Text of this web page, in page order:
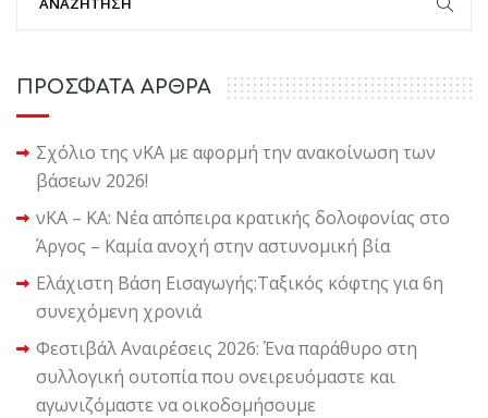
ΠΡΟΣΦΑΤΑ ΑΡΘΡΑ
Σχόλιο της νΚΑ με αφορμή την ανακοίνωση των
βάσεων 2026!
νΚΑ – ΚΑ: Νέα απόπειρα κρατικής δολοφονίας στο
Άργος – Καμία ανοχή στην αστυνομική βία
Ελάχιστη Βάση Εισαγωγής:Ταξικός κόφτης για 6η
συνεχόμενη χρονιά
Φεστιβάλ Αναιρέσεις 2026: Ένα παράθυρο στη
συλλογική ουτοπία που ονειρευόμαστε και
αγωνιζόμαστε να οικοδομήσουμε